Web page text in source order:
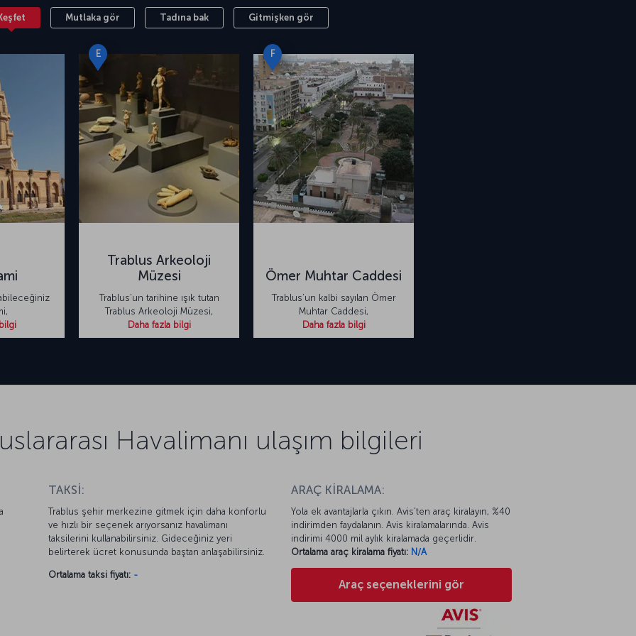
Uluslararası Havalimanı, şehir merkezinin
Trablus Uluslararası Havalimanı’nın
Mutlaka gör Tadına bak Gitmişken gör
E
Trablus Arkeoloji
Müzesi
Trablus’un tarihine ışık tutan
Trablus Arkeoloji Müzesi,
Daha fazla bilgi
F
Ömer Muhtar Caddesi
Trablus’un kalbi sayılan Ömer
Muhtar Caddesi,
Daha fazla bilgi
Havalimanı ulaşım bilgileri
TAKSİ:
Trablus şehir merkezine gitmek için daha konforlu
ve hızlı bir seçenek arıyorsanız havalimanı
taksilerini kullanabilirsiniz. Gideceğiniz yeri
belirterek ücret konusunda baştan anlaşabilirsiniz.
Ortalama taksi fiyatı: -
ARAÇ KİRALAMA:
Yola ek avantajlarla çıkın. Avis’ten araç kiralayın, %40
indirimden faydalanın. Avis kiralamalarında. Avis
indirimi 4000 mil aylık kiralamada geçerlidir.
Ortalama araç kiralama fiyatı: N/A
Araç seçeneklerini gör